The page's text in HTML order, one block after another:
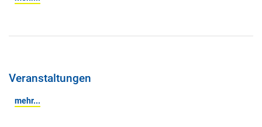
Veranstaltungen
mehr...